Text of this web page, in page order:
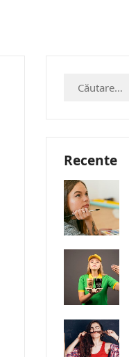
Caută
Recente